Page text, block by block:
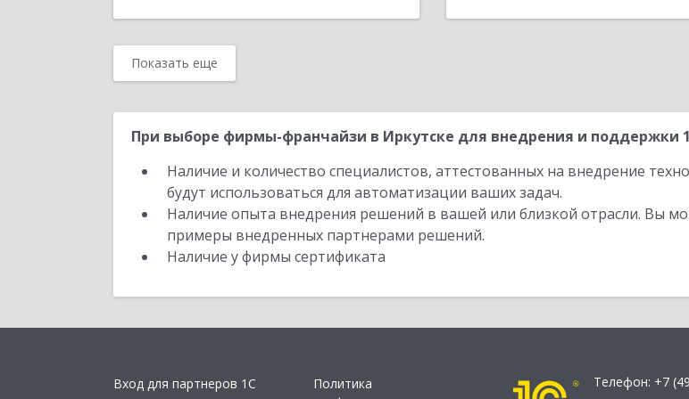
Показать еще
При выборе фирмы-франчайзи в Иркутске для внедрения и поддержки
Наличие и количество специалистов, аттестованных на внедрение
будут использоваться для автоматизации ваших задач.
Наличие опыта внедрения решений в вашей или близкой отрасли. Вы
примеры внедренных партнерами решений.
Наличие у фирмы сертификата
Вход для партнеров 1С
Политика
Телефон: +7